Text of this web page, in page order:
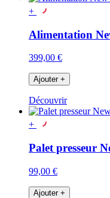
+
Alimentation
399,00 €
Ajouter +
Découvrir
+
Palet presseur
99,00 €
Ajouter +